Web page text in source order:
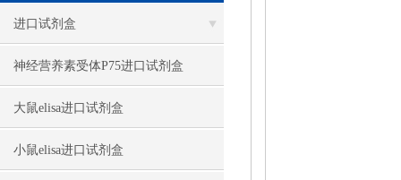
进口试剂盒
神经营养素受体P75进口试剂盒
大鼠elisa进口试剂盒
小鼠elisa进口试剂盒